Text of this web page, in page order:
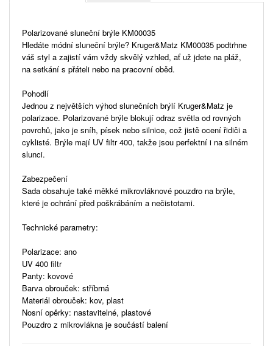
Polarizované sluneční brýle KM00035
Hledáte módní sluneční brýle? Kruger&Matz KM00035 podtrhne
váš styl a zajistí vám vždy skvělý vzhled, ať už jdete na pláž,
na setkání s přáteli nebo na pracovní oběd.
Pohodlí
Jednou z největších výhod slunečních brýlí Kruger&Matz je
polarizace. Polarizované brýle blokují odraz světla od rovných
povrchů, jako je sníh, písek nebo silnice, což jistě ocení řidiči a
cyklisté. Brýle mají UV filtr 400, takže jsou perfektní i na silném
slunci.
Zabezpečení
Sada obsahuje také měkké mikrovláknové pouzdro na brýle,
které je ochrání před poškrábáním a nečistotami.
Technické parametry:
Polarizace: ano
UV 400 filtr
Panty: kovové
Barva obrouček: stříbrná
Materiál obrouček: kov, plast
Nosní opěrky: nastavitelné, plastové
Pouzdro z mikrovlákna je součástí balení